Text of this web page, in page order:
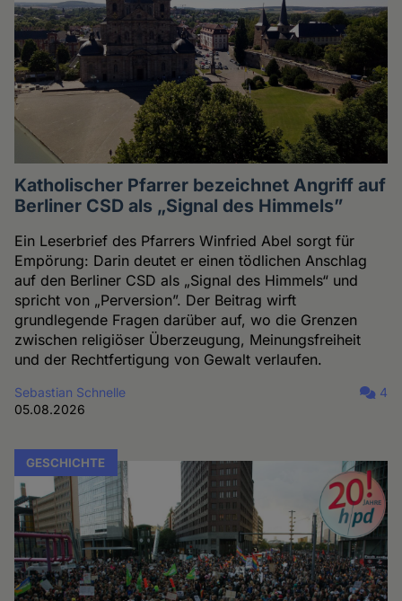
Katholischer Pfarrer bezeichnet Angriff auf
Berliner CSD als „Signal des Himmels”
Ein Leserbrief des Pfarrers Winfried Abel sorgt für
Empörung: Darin deutet er einen tödlichen Anschlag
auf den Berliner CSD als „Signal des Himmels“ und
spricht von „Perversion”. Der Beitrag wirft
grundlegende Fragen darüber auf, wo die Grenzen
zwischen religiöser Überzeugung, Meinungsfreiheit
und der Rechtfertigung von Gewalt verlaufen.
Sebastian Schnelle
05.08.2026
4
GESCHICHTE